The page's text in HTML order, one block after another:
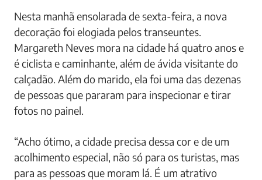
Nesta manhã ensolarada de sexta-feira, a nova
decoração foi elogiada pelos transeuntes.
Margareth Neves mora na cidade há quatro anos e
é ciclista e caminhante, além de ávida visitante do
calçadão. Além do marido, ela foi uma das dezenas
de pessoas que pararam para inspecionar e tirar
fotos no painel.
“Acho ótimo, a cidade precisa dessa cor e de um
acolhimento especial, não só para os turistas, mas
para as pessoas que moram lá. É um atrativo